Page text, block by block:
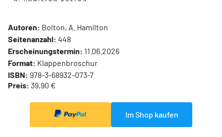
Autoren: Bolton, A. Hamilton
Seitenanzahl: 448
Erscheinungstermin: 11.06.2026
Format: Klappenbroschur
ISBN: 978-3-68932-073-7
Preis: 39,90 €
Im Shop kaufen